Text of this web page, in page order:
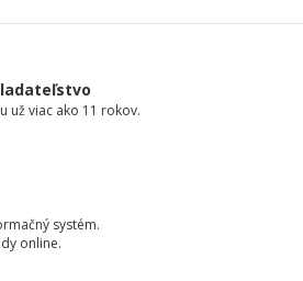
už viac ako 11 rokov.
systém.
online.